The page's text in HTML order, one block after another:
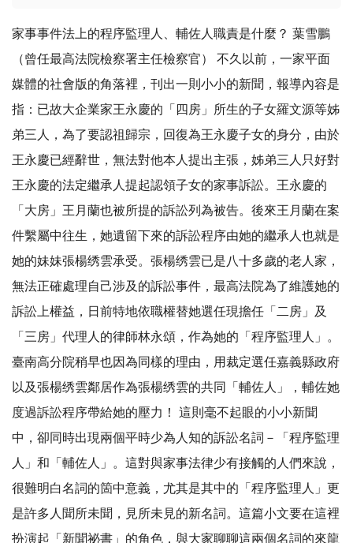
家事事件法上的程序監理人、輔佐人職責是什麼？ 葉雪鵬
（曾任最高法院檢察署主任檢察官） 不久以前，一家平面
媒體的社會版的角落裡，刊出一則小小的新聞，報導內容是
指：已故大企業家王永慶的「四房」所生的子女羅文源等姊
弟三人，為了要認祖歸宗，回復為王永慶子女的身分，由於
王永慶已經辭世，無法對他本人提出主張，姊弟三人只好對
王永慶的法定繼承人提起認領子女的家事訴訟。王永慶的
「大房」王月蘭也被所提的訴訟列為被告。後來王月蘭在案
件繫屬中往生，她遺留下來的訴訟程序由她的繼承人也就是
她的妹妹張楊绣雲承受。張楊绣雲已是八十多歲的老人家，
無法正確處理自己涉及的訴訟事件，最高法院為了維護她的
訴訟上權益，日前特地依職權替她選任現擔任「二房」及
「三房」代理人的律師林永頌，作為她的「程序監理人」。
臺南高分院稍早也因為同樣的理由，用裁定選任嘉義縣政府
以及張楊绣雲鄰居作為張楊绣雲的共同「輔佐人」，輔佐她
度過訴訟程序帶給她的壓力！ 這則毫不起眼的小小新聞
中，卻同時出現兩個平時少為人知的訴訟名詞－「程序監理
人」和「輔佐人」。這對與家事法律少有接觸的人們來說，
很難明白名詞的箇中意義，尤其是其中的「程序監理人」更
是許多人聞所未聞，見所未見的新名詞。這篇小文要在這裡
扮演起「新聞祕書」的角色，與大家聊聊這兩個名詞的來龍